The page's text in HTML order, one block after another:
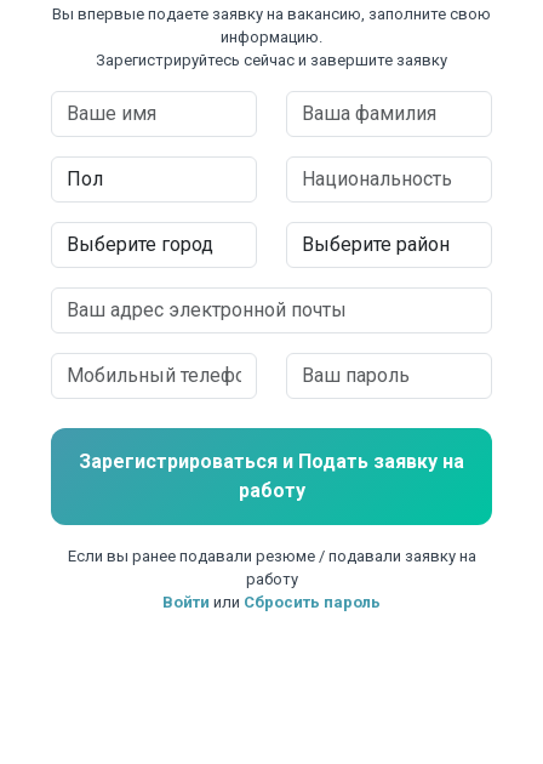
Вы впервые подаете заявку на вакансию, заполните свою
информацию.
Зарегистрируйтесь сейчас и завершите заявку
Зарегистрироваться и Подать заявку на
работу
Если вы ранее подавали резюме / подавали заявку на
работу
Войти или Сбросить пароль